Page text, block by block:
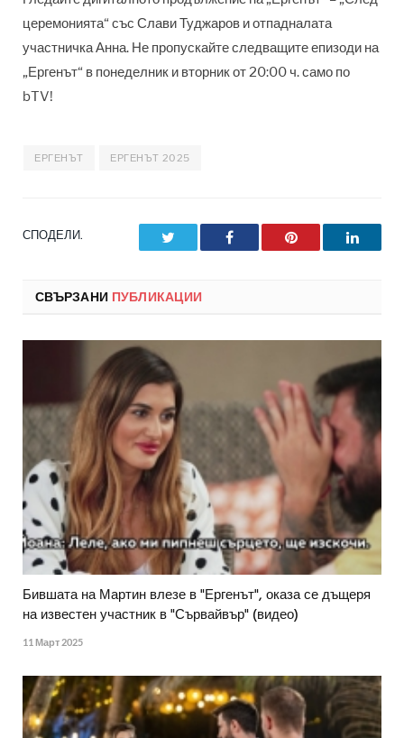
церемонията“ със Слави Туджаров и отпадналата
участничка Анна. Не пропускайте следващите епизоди на
„Ергенът“ в понеделник и вторник от 20:00 ч. само по
bTV!
ЕРГЕНЪТ ЕРГЕНЪТ 2025
СПОДЕЛИ. Facebook Pinterest
СВЪРЗАНИ ПУБЛИКАЦИИ
Бившата на Мартин влезе в "Ергенът", оказа се дъщеря
на известен участник в "Сървайвър" (видео)
11 Март 2025